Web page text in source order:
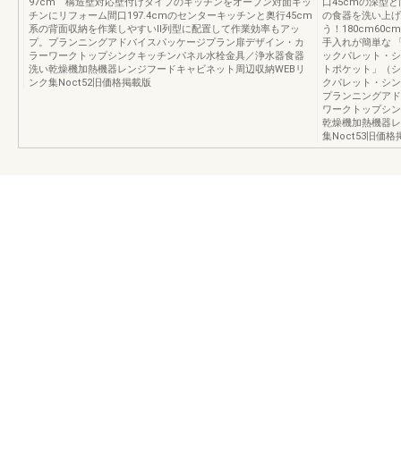
チンにリフォーム間口197.4cmのセンターキッチンと奥行45cm
系の背面収納を作業しやすいⅡ列型に配置して作業効率もアッ
プ。プランニングアドバイスパッケージプラン扉デザイン・カ
ラーワークトップシンクキッチンパネル水栓金具／浄水器食器
洗い乾燥機加熱機器レンジフードキャビネット周辺収納WEBリ
ンク集Noct52旧価格掲載版
の食器を洗い上
う！
手入れが簡単な
ックパレット・
トポケット」（
クパレット・シ
プランニングア
ワークトップシ
乾燥機加熱機器
集Noct53旧価格